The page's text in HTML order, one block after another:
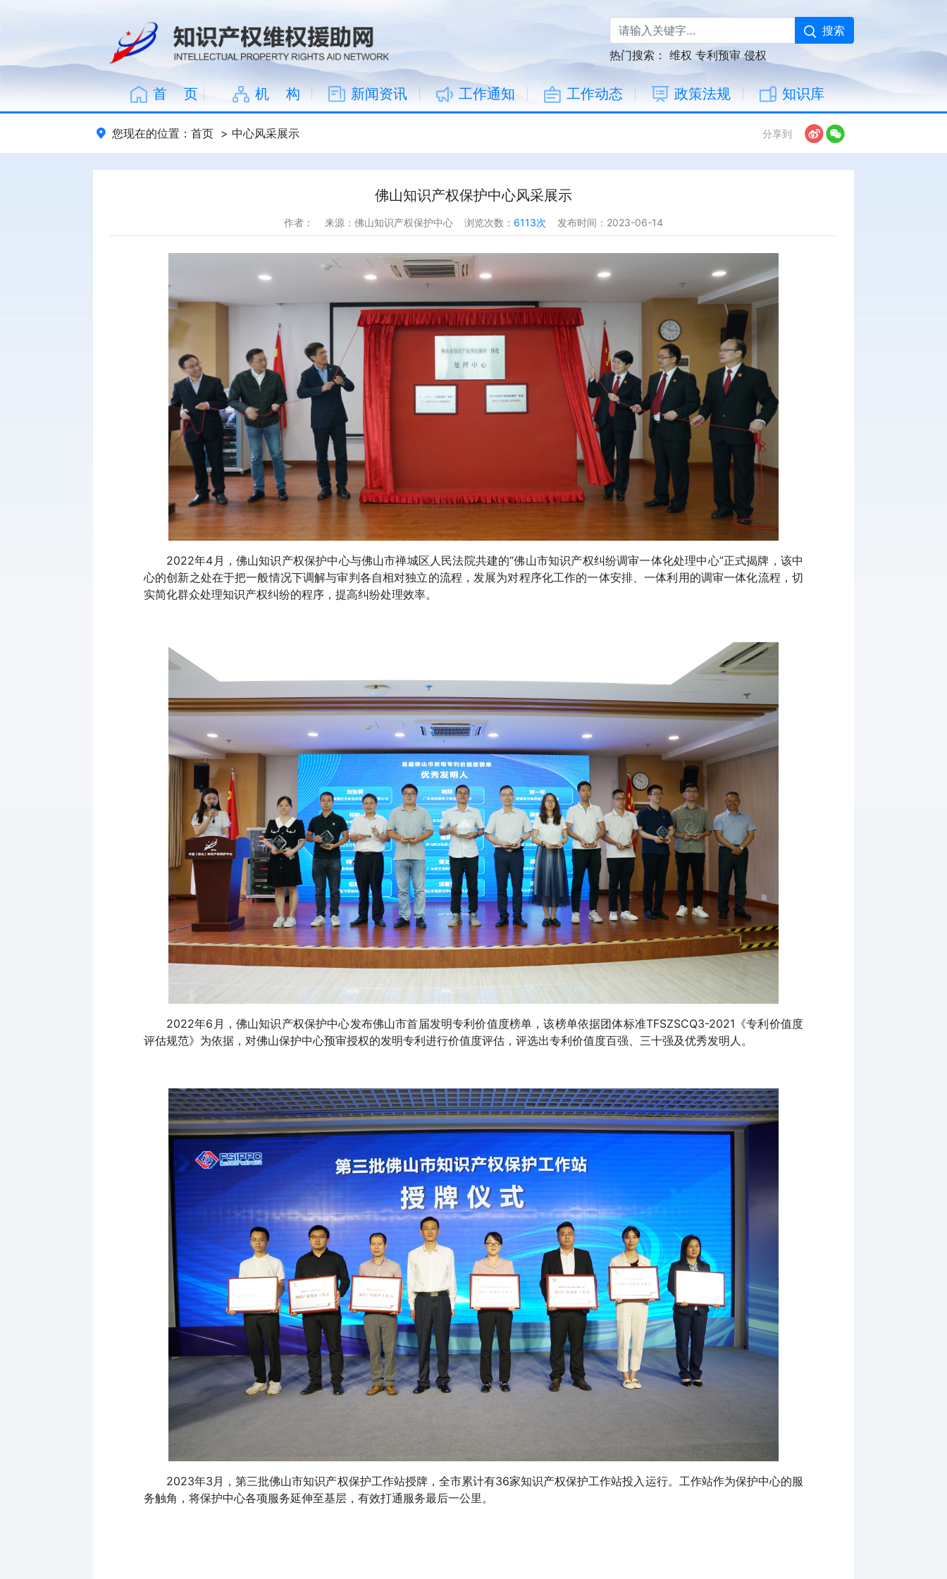
搜索
热门搜索：维权 专利预审 侵权
首 页 机 构 新闻资讯 工作通知 工作动态 政策法规 知识库
您现在的位置： 首页 > 中心风采展示 分享到
佛山知识产权保护中心风采展示
作者： 来源：佛山知识产权保护中心 浏览次数： 6113次 发布时间：2023-06-14
2022年4月，佛山知识产权保护中心与佛山市禅城区人民法院共建的“佛山市知识产权纠纷调审一体化处理中心”正式揭牌，该中
心的创新之处在于把一般情况下调解与审判各自相对独立的流程，发展为对程序化工作的一体安排、一体利用的调审一体化流程，切
实简化群众处理知识产权纠纷的程序，提高纠纷处理效率。
2022年6月，佛山知识产权保护中心发布佛山市首届发明专利价值度榜单，该榜单依据团体标准TFSZSCQ3-2021《专利价值度
评估规范》为依据，对佛山保护中心预审授权的发明专利进行价值度评估，评选出专利价值度百强、三十强及优秀发明人。
2023年3月，第三批佛山市知识产权保护工作站授牌，全市累计有36家知识产权保护工作站投入运行。工作站作为保护中心的服
务触角，将保护中心各项服务延伸至基层，有效打通服务最后一公里。